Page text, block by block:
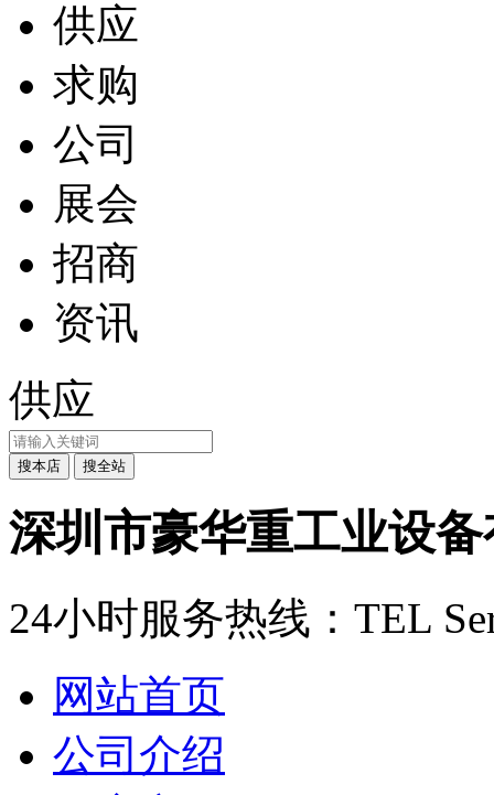
供应
求购
公司
展会
招商
资讯
供应
深圳市豪华重工业设
24小时服务热线： TEL
网站首页
公司介绍